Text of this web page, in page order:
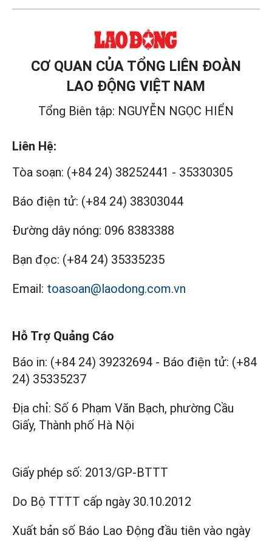
CƠ QUAN CỦA TỔNG LIÊN ĐOÀN
LAO ĐỘNG VIỆT NAM
Tổng Biên tập: NGUYỄN NGỌC HIỂN
Liên Hệ:
Tòa soạn: (+84 24) 38252441 - 35330305
Báo điện tử: (+84 24) 38303044
Đường dây nóng: 096 8383388
Bạn đọc: (+84 24) 35335235
Email: toasoan@laodong.com.vn
Hỗ Trợ Quảng Cáo
Báo in: (+84 24) 39232694 - Báo điện tử: (+84
24) 35335237
Địa chỉ: Số 6 Phạm Văn Bạch, phường Cầu
Giấy, Thành phố Hà Nội
Giấy phép số: 2013/GP-BTTT
Do Bộ TTTT cấp ngày 30.10.2012
Xuất bản số Báo Lao Động đầu tiên vào ngày